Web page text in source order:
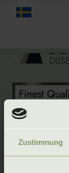
Zustimmung
SVENSKA